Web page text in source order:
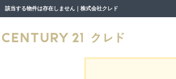
該当する物件は存在しません｜株式会社クレド